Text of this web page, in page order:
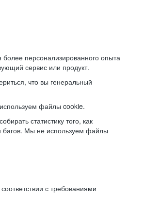
персонализированного опыта
сервис или продукт.
что вы генеральный
файлы cookie.
статистику того, как
багов. Мы не используем файлы
с требованиями